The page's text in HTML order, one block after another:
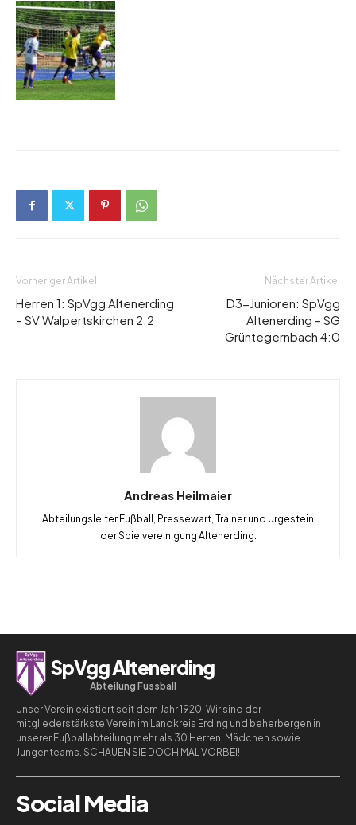
Vorheriger Artikel
Herren 1: SpVgg Altenerding
– SV Walpertskirchen 2:2
Nächster Artikel
D3-Junioren: SpVgg
Altenerding – SG
Grüntegernbach 4:0
Andreas Heilmaier
Abteilungsleiter Fußball, Pressewart, Trainer und Urgestein
der Spielvereinigung Altenerding.
SpVgg Altenerding
Abteilung Fussball
Unser Verein existiert seit dem Jahr 1920. Wir sind der
mitgliederstärkste Verein im Landkreis Erding und beherbergen in
unserer Fußballabteilung mehr als 30 Herren, Mädchen sowie
Jungenteams. SCHAUEN SIE DOCH MAL VORBEI!
Social Media